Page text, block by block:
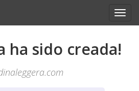
ha sido creada!